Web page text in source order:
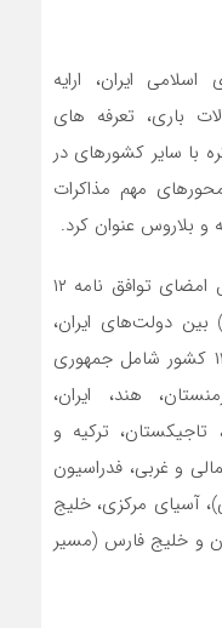
ایران، ارایه
باری، تعرفه های
با سایر کشورهای در
مهم مذاکرات
کریدور شمال- جنوب که ابتدا براساس امضای توافق نامه ۱۲
سال ۲۰۰۰ (۲۲ شهریور ۱۳۷۹) بین دولت‌های ایران،
روسیه و هند شکل گرفت و سپس ۱۳ کشور شامل جمهوری
هند، ایران،
تاجیکستان، ترکیه و
و غربی، فدراسیون
آسیای مرکزی، خلیج
و خلیج فارس (مسیر